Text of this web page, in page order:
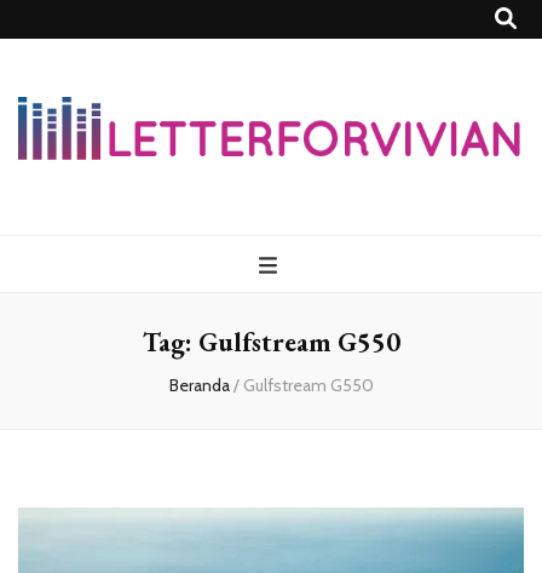
Tag: Gulfstream G550
Beranda/ Gulfstream G550